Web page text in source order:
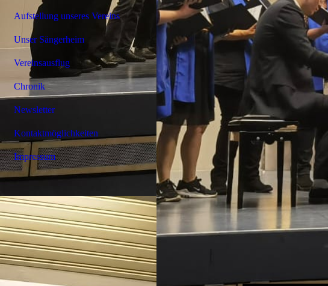
Aufstellung unseres Vereins
Unser Sängerheim
Vereinsausflug
Chronik
Newsletter
Kontaktmöglichkeiten
Impressum